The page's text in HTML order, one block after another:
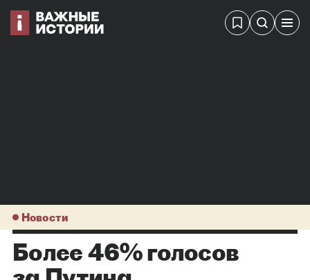
Новости
Более 46% голосов